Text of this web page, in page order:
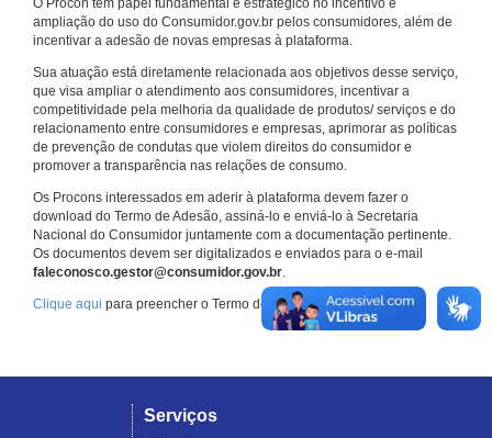
O Procon tem papel fundamental e estratégico no incentivo e
ampliação do uso do Consumidor.gov.br pelos consumidores, além de
incentivar a adesão de novas empresas à plataforma.
Sua atuação está diretamente relacionada aos objetivos desse serviço,
que visa ampliar o atendimento aos consumidores, incentivar a
competitividade pela melhoria da qualidade de produtos/ serviços e do
relacionamento entre consumidores e empresas, aprimorar as políticas
de prevenção de condutas que violem direitos do consumidor e
promover a transparência nas relações de consumo.
Os Procons interessados em aderir à plataforma devem fazer o
download do Termo de Adesão, assiná-lo e enviá-lo à Secretaria
Nacional do Consumidor juntamente com a documentação pertinente.
Os documentos devem ser digitalizados e enviados para o e-mail
faleconosco.gestor@consumidor.gov.br.
Clique aqui para preencher o Termo de Adesão.
Serviços